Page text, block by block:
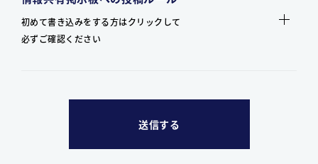
初めて書き込みをする方はクリックして
必ずご確認ください